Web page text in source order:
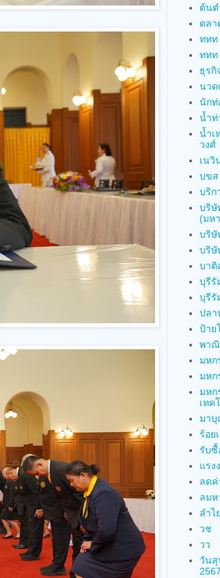
ต้นต
ตลา
ททท
ทท
ธุรกิ
นวด
นักท่
น้ำท่
น้ำเ
วงศ์
เนวิ
บขส
บริก
บริษั
(มห
บริษั
บริษั
บาติ
บุรีรั
บุรีรั
ปลา
ป้าย
พาณิ
มหก
มหก
มหก
เทค
มาบุ
ร้อย
รับซื้
แรง
ลดค่
ลมห
ลำไ
วช
วว
วันสุ
2567